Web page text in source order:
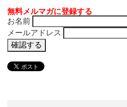
無料メルマガに登録する
お名前
メールアドレス